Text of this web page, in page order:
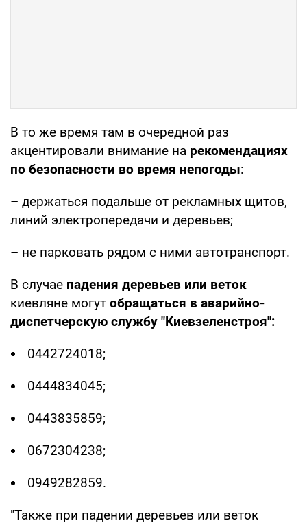
В то же время там в очередной раз
акцентировали внимание на рекомендациях
по безопасности во время непогоды:
– держаться подальше от рекламных щитов,
линий электропередачи и деревьев;
– не парковать рядом с ними автотранспорт.
В случае падения деревьев или веток
киевляне могут обращаться в аварийно-
диспетчерскую службу "Киевзеленстроя":
0442724018;
0444834045;
0443835859;
0672304238;
0949282859.
"Также при падении деревьев или веток